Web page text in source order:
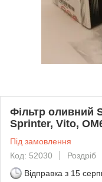
Фільтр оливний
Sprinter, Vito,
Під замовлення
Код: 52030
Роздріб
Відправка з 15